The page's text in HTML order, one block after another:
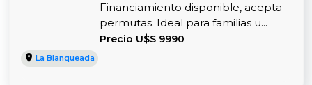
Financiamiento disponible, acepta
permutas. Ideal para familias u...
Precio U$S 9990
La Blanqueada